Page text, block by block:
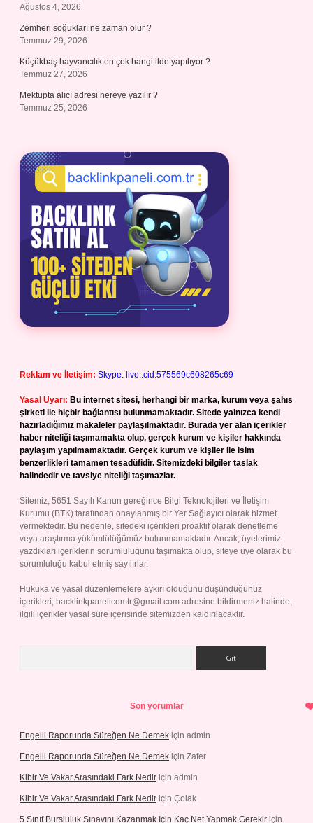
Ağustos 4, 2026
Zemheri soğukları ne zaman olur ?
Temmuz 29, 2026
Küçükbaş hayvancılık en çok hangi ilde yapılıyor ?
Temmuz 27, 2026
Mektupta alıcı adresi nereye yazılır ?
Temmuz 25, 2026
Reklam ve İletişim: Skype: live:.cid.575569c608265c69
Yasal Uyarı: Bu internet sitesi, herhangi bir marka, kurum veya şahıs
şirketi ile hiçbir bağlantısı bulunmamaktadır. Sitede yalnızca kendi
hazırladığımız makaleler paylaşılmaktadır. Burada yer alan içerikler
haber niteliği taşımamakta olup, gerçek kurum ve kişiler hakkında
paylaşım yapılmamaktadır. Gerçek kurum ve kişiler ile isim
benzerlikleri tamamen tesadüfidir. Sitemizdeki bilgiler taslak
halindedir ve tavsiye niteliği taşımazlar.
Sitemiz, 5651 Sayılı Kanun gereğince Bilgi Teknolojileri ve İletişim
Kurumu (BTK) tarafından onaylanmış bir Yer Sağlayıcı olarak hizmet
vermektedir. Bu nedenle, sitedeki içerikleri proaktif olarak denetleme
veya araştırma yükümlülüğümüz bulunmamaktadır. Ancak, üyelerimiz
yazdıkları içeriklerin sorumluluğunu taşımakta olup, siteye üye olarak bu
sorumluluğu kabul etmiş sayılırlar.
Hukuka ve yasal düzenlemelere aykırı olduğunu düşündüğünüz
içerikleri, backlinkpanelicomtr@gmail.com adresine bildirmeniz halinde,
ilgili içerikler yasal süre içerisinde sitemizden kaldırılacaktır.
Son yorumlar
Engelli Raporunda Süreğen Ne Demek için admin
Engelli Raporunda Süreğen Ne Demek için Zafer
Kibir Ve Vakar Arasındaki Fark Nedir için admin
Kibir Ve Vakar Arasındaki Fark Nedir için Çolak
5 Sınıf Bursluluk Sınavını Kazanmak Için Kaç Net Yapmak Gerekir için